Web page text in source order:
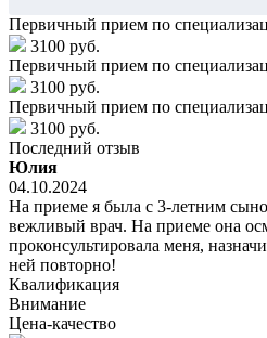
Первичный прием по
3100 руб.
Первичный прием по
3100 руб.
Первичный прием по
3100 руб.
Последний отзыв
Юлия
04.10.2024
На приеме я была с 3-летним
вежливый врач. На приеме она
проконсультировала меня,
ней повторно!
Квалификация
Внимание
Цена-качество